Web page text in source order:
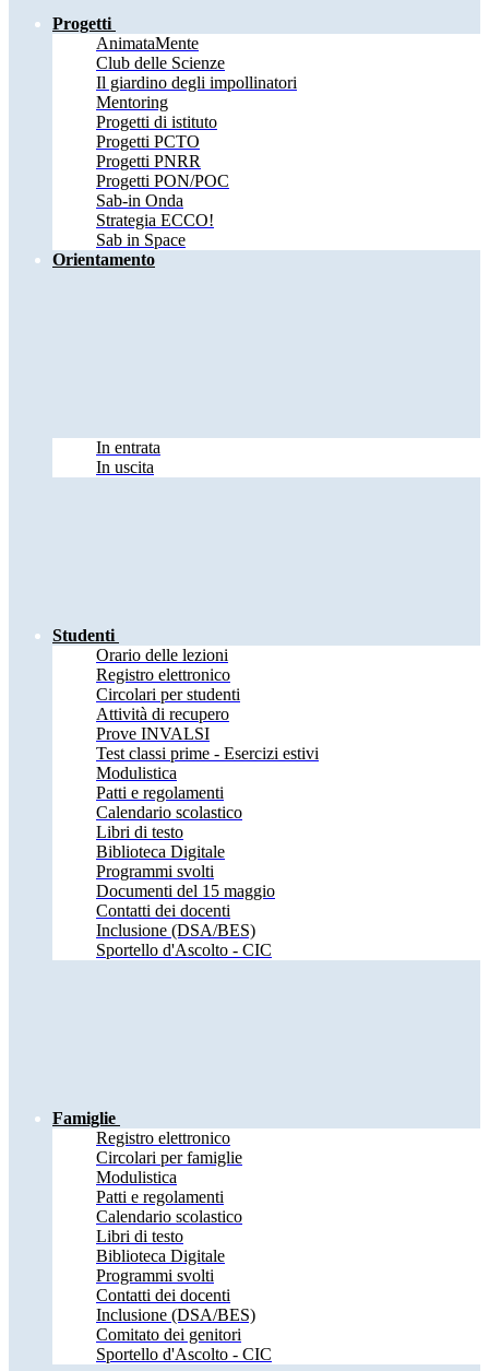
Progetti
AnimataMente
Club delle Scienze
Il giardino degli impollinatori
Mentoring
Progetti di istituto
Progetti PCTO
Progetti PNRR
Progetti PON/POC
Sab-in Onda
Strategia ECCO!
Sab in Space
Orientamento
In entrata
In uscita
Studenti
Orario delle lezioni
Registro elettronico
Circolari per studenti
Attività di recupero
Prove INVALSI
Test classi prime - Esercizi estivi
Modulistica
Patti e regolamenti
Calendario scolastico
Libri di testo
Biblioteca Digitale
Programmi svolti
Documenti del 15 maggio
Contatti dei docenti
Inclusione (DSA/BES)
Sportello d'Ascolto - CIC
Famiglie
Registro elettronico
Circolari per famiglie
Modulistica
Patti e regolamenti
Calendario scolastico
Libri di testo
Biblioteca Digitale
Programmi svolti
Contatti dei docenti
Inclusione (DSA/BES)
Comitato dei genitori
Sportello d'Ascolto - CIC